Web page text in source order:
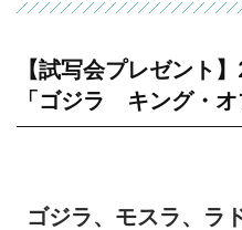
【試写会プレゼント
「ゴジラ キング・オ
ゴジラ、モスラ、ラ